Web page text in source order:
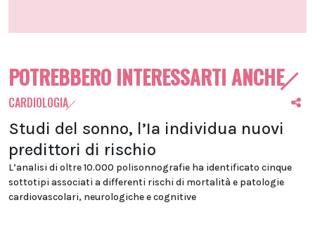
POTREBBERO INTERESSARTI ANCHE
CARDIOLOGIA
Studi del sonno, l’Ia individua nuovi
predittori di rischio
L’analisi di oltre 10.000 polisonnografie ha identificato cinque
sottotipi associati a differenti rischi di mortalità e patologie
cardiovascolari, neurologiche e cognitive